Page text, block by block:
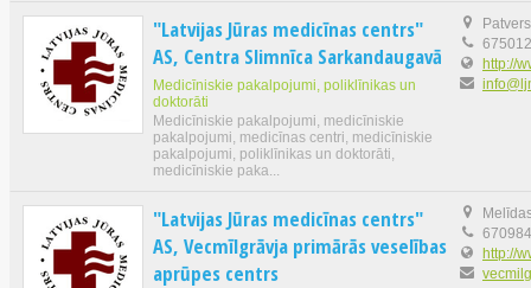
"Latvijas Jūras medicīnas centrs"
AS, Centra Slimnīca Sarkandaugavā
Medicīniskie pakalpojumi, poliklīnikas un
doktorāti
Medicīniskie pakalpojumi, medicīniskie
pakalpojumi, medicīnas centri, medicīniskie
pakalpojumi, poliklīnikas un doktorāti,
medicīniskie paka...
http://
"Latvijas Jūras medicīnas centrs"
AS, Vecmīlgrāvja primārās veselības
aprūpes centrs
http://